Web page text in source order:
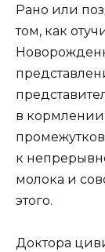
Рано или
том, как
в
к
молока и
этого.
Доктора